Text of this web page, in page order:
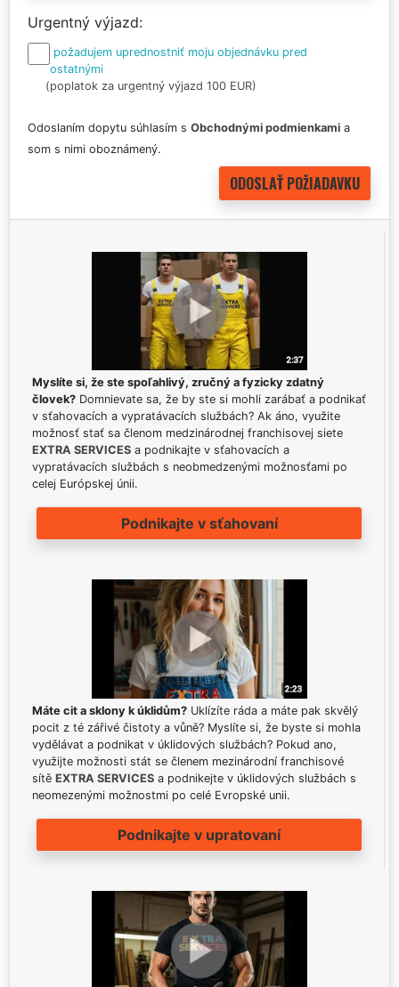
Urgentný výjazd
požadujem uprednostniť moju objednávku pred
ostatnými
(poplatok za urgentný výjazd 100 EUR)
Odoslaním dopytu súhlasím s Obchodnými podmienkami a
som s nimi oboznámený.
Myslíte si, že ste spoľahlivý, zručný a fyzicky zdatný
človek? Domnievate sa, že by ste si mohli zarábať a podnikať
v sťahovacích a vypratávacích službách? Ak áno, využite
možnosť stať sa členom medzinárodnej franchisovej siete
EXTRA SERVICES a podnikajte v sťahovacích a
vypratávacích službách s neobmedzenými možnosťami po
celej Európskej únii.
Podnikajte v sťahovaní
Máte cit a sklony k úklidům? Uklízíte ráda a máte pak skvělý
pocit z té zářivé čistoty a vůně? Myslíte si, že byste si mohla
vydělávat a podnikat v úklidových službách? Pokud ano,
využijte možnosti stát se členem mezinárodní franchisové
sítě EXTRA SERVICES a podnikejte v úklidových službách s
neomezenými možnostmi po celé Evropské unii.
Podnikajte v upratovaní